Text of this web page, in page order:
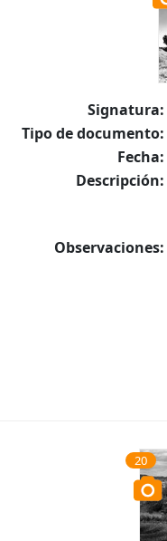
Signatura:
Tipo de documento:
Fecha:
Descripción:
Observaciones:
20